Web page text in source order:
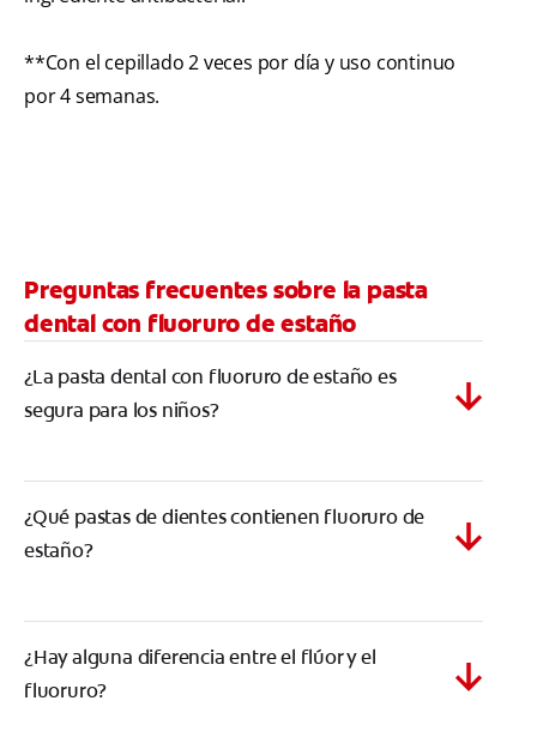
**Con el cepillado 2 veces por día y uso continuo
por 4 semanas.
Preguntas frecuentes sobre la pasta
dental con fluoruro de estaño
¿La pasta dental con fluoruro de estaño es
segura para los niños?
¿Qué pastas de dientes contienen fluoruro de
estaño?
¿Hay alguna diferencia entre el flúor y el
fluoruro?